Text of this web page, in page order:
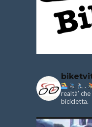
.
realtà’
bicicletta.